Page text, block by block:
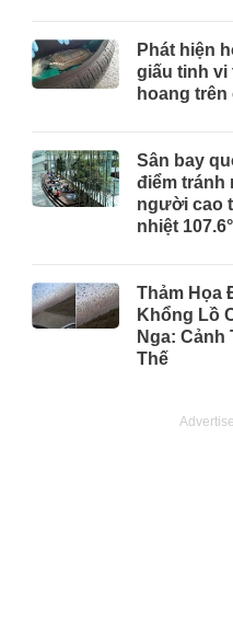
Phát hiện
giấu tinh vi
hoang trên
Sân bay
điểm tránh
người cao
nhiệt
Thảm Họa
Khổng Lồ
Nga:
Thế